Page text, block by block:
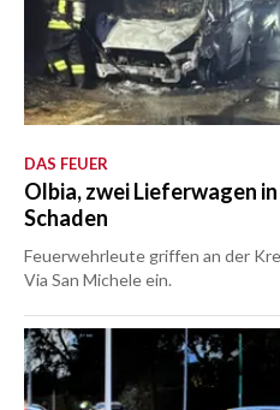
DAS FEUER
Olbia, zwei Lieferwagen
Schaden
Feuerwehrleute griffen an der
Via San Michele ein.